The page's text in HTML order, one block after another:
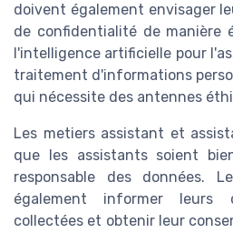
doivent également envisager
de confidentialité de manière
l'intelligence artificielle pour
traitement d'informations
qui nécessite des antennes
Les metiers assistant et
que les assistants soient
responsable des données.
également informer leurs
collectées et obtenir leur